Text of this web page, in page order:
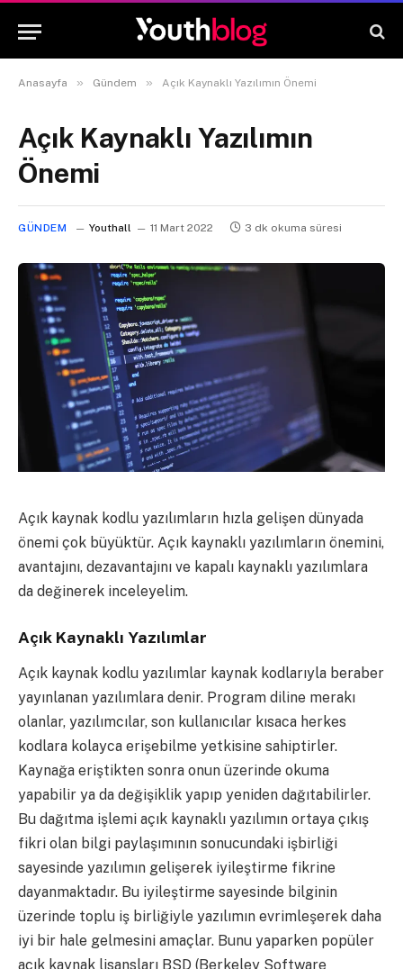
Anasayfa » Gündem » Açık Kaynaklı Yazılımın Önemi
Açık Kaynaklı Yazılımın
Önemi
GÜNDEM Youthall 11 Mart 2022 3 dk okuma süresi
Açık kaynak kodlu yazılımların hızla gelişen dünyada
önemi çok büyüktür. Açık kaynaklı yazılımların önemini,
avantajını, dezavantajını ve kapalı kaynaklı yazılımlara
da değinerek inceleyelim.
Açık Kaynaklı Yazılımlar
Açık kaynak kodlu yazılımlar kaynak kodlarıyla beraber
yayınlanan yazılımlara denir. Program diline merakı
olanlar, yazılımcılar, son kullanıcılar kısaca herkes
kodlara kolayca erişebilme yetkisine sahiptirler.
Kaynağa eriştikten sonra onun üzerinde okuma
yapabilir ya da değişiklik yapıp yeniden dağıtabilirler.
Bu dağıtma işlemi açık kaynaklı yazılımın ortaya çıkış
fikri olan bilgi paylaşımının sonucundaki işbirliği
sayesinde yazılımın gelişerek iyileştirme fikrine
dayanmaktadır. Bu iyileştirme sayesinde bilginin
üzerinde toplu iş birliğiyle yazılımın evrimleşerek daha
iyi bir hale gelmesini amaçlar. Bunu yaparken popüler
açık kaynak lisansları BSD (Berkeley Software